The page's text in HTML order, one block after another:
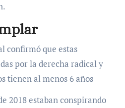
confirmó que estas
por la derecha radical y
tienen al menos 6 años
2018 estaban conspirando